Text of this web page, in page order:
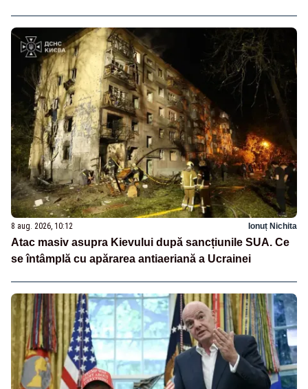
8 aug. 2026, 10:12 Ionuț Nichita
Atac masiv asupra Kievului după sancțiunile SUA. Ce
se întâmplă cu apărarea antiaeriană a Ucrainei